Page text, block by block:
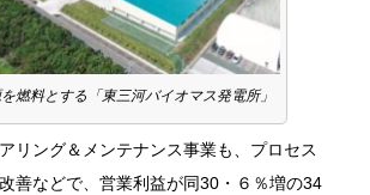
燃料とする「東三河バイオマス発電所」
リング＆メンテナンス事業も、プロセス
善などで、営業利益が同30・６％増の34